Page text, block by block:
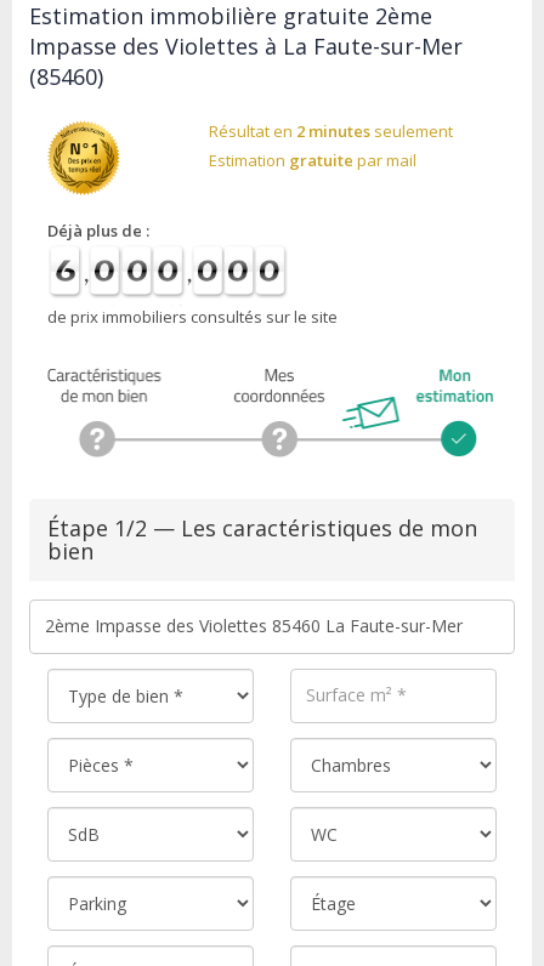
Estimation immobilière gratuite 2ème
Impasse des Violettes à La Faute-sur-Mer
(85460)
Résultat en 2 minutes seulement
Estimation gratuite par mail
Déjà plus de :
de prix immobiliers consultés sur le site
Étape 1/2 — Les caractéristiques de mon
bien